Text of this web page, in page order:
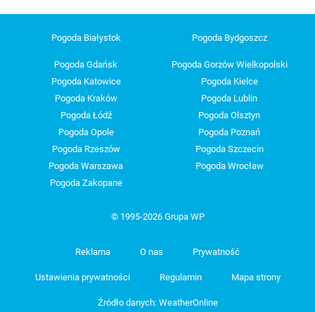
Pogoda Białystok Pogoda Bydgoszcz
Pogoda Gdańsk
Pogoda Gorzów Wielkopolski
Pogoda Katowice
Pogoda Kielce
Pogoda Kraków
Pogoda Lublin
Pogoda Łódź
Pogoda Olsztyn
Pogoda Opole
Pogoda Poznań
Pogoda Rzeszów
Pogoda Szczecin
Pogoda Warszawa
Pogoda Wrocław
Pogoda Zakopane
© 1995-2026 Grupa WP
Reklama O nas Prywatność
Ustawienia prywatności Regulamin Mapa strony
Źródło danych: WeatherOnline